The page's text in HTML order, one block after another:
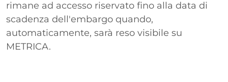
rimane ad accesso riservato fino alla data di
scadenza dell'embargo quando,
automaticamente, sarà reso visibile su
METRICA.